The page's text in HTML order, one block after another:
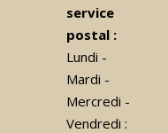
service
postal :
Lundi -
Mardi -
Mercredi -
Vendredi :